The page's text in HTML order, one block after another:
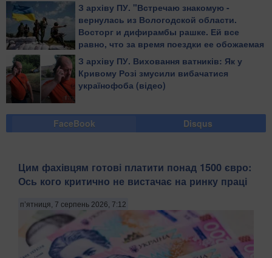
З архіву ПУ. "Встречаю знакомую -
вернулась из Вологодской области.
Восторг и дифирамбы рашке. Ей все
равно, что за время поездки ее обожаемая
страна убила десяток ребят в той стране,
где она живет", - блогер
З архіву ПУ. Виховання ватників: Як у
Кривому Розі змусили вибачатися
українофоба (відео)
FaceBook Disqus
Цим фахівцям готові платити понад 1500 євро:
Ось кого критично не вистачає на ринку праці
п’ятниця, 7 серпень 2026, 7:12